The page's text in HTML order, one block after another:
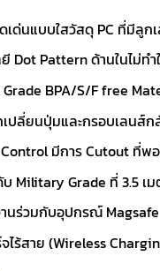
เด่นแบบใสวัสดุ PC ที่มีลูก
Dot Pattern ด้านในไม่ท
BPA/S/F free
ปลี่ยนปุ่มและกรอบเลนส์ก
มีการ Cutout ที่พอ
Military Grade ที่ 3.5 เม
านร่วมกับอุปกรณ์ Magsafe
ไร้สาย (Wireless